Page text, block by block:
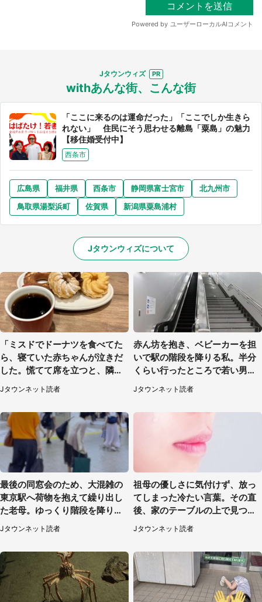
Jタウンウィズ
withあんな街、こんな街
「ここに来るのは運命だった」「ここでしか生きら
れない」 住民にそう思わせる離島「粟島」の魅力
【移住婚受付中】
西条市
広島県 福井県 西条市 静岡県富士宮市
北九州市
鳥取県湯梨浜町
佐賀県 新潟県粟島浦村
Jタウンウィズについて
「ミスドでドーナツを食べてた
ら、寝ていた赤ちゃんが泣きだ
した。慌てて席を立つと、隣の
席の男子中学生が」（静岡・30
代女性）
Jタウンネット読者
赤ん坊を抱き、ベビーカーを担
いで駅の階段を降りる私。半分
くらい行ったところで若い男性
が...（埼玉県・50代女性）
Jタウンネット読者
最後の同窓会のため、大混雑の
東京駅へ荷物を抱えて繰り出し
た老母。ゆっくり階段を降りて
たらスーツの男性が（東京都・
50代女性）
Jタウンネット読者
祖母の優しさに気付けず、放っ
てしまった冷たい言葉。その直
後、家のテーブルの上で見つけ
たものは（福岡県・30代女性）
Jタウンネット読者